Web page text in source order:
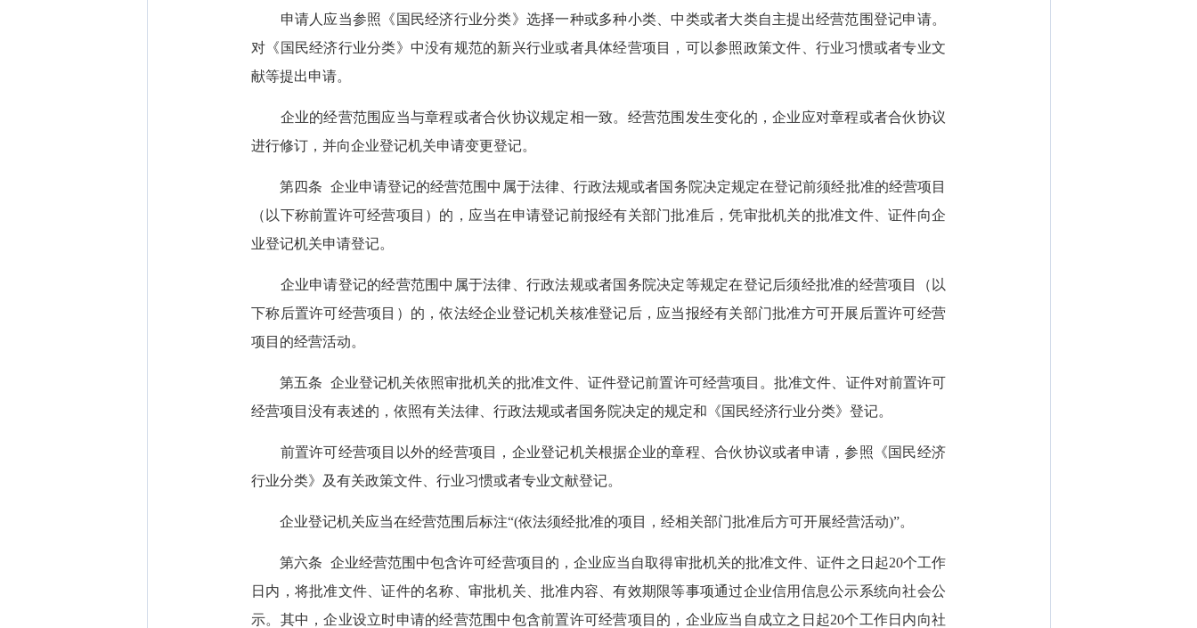
申请人应当参照《国民经济行业分类》选择一种或多种小类、中类或者大类自主提出经营范围登记申请。
对《国民经济行业分类》中没有规范的新兴行业或者具体经营项目，可以参照政策文件、行业习惯或者专业文
献等提出申请。
企业的经营范围应当与章程或者合伙协议规定相一致。经营范围发生变化的，企业应对章程或者合伙协议
进行修订，并向企业登记机关申请变更登记。
第四条 企业申请登记的经营范围中属于法律、行政法规或者国务院决定规定在登记前须经批准的经营项目
（以下称前置许可经营项目）的，应当在申请登记前报经有关部门批准后，凭审批机关的批准文件、证件向企
业登记机关申请登记。
企业申请登记的经营范围中属于法律、行政法规或者国务院决定等规定在登记后须经批准的经营项目（以
下称后置许可经营项目）的，依法经企业登记机关核准登记后，应当报经有关部门批准方可开展后置许可经营
项目的经营活动。
第五条 企业登记机关依照审批机关的批准文件、证件登记前置许可经营项目。批准文件、证件对前置许可
经营项目没有表述的，依照有关法律、行政法规或者国务院决定的规定和《国民经济行业分类》登记。
前置许可经营项目以外的经营项目，企业登记机关根据企业的章程、合伙协议或者申请，参照《国民经济
行业分类》及有关政策文件、行业习惯或者专业文献登记。
企业登记机关应当在经营范围后标注“(依法须经批准的项目，经相关部门批准后方可开展经营活动)”。
第六条 企业经营范围中包含许可经营项目的，企业应当自取得审批机关的批准文件、证件之日起20个工作
日内，将批准文件、证件的名称、审批机关、批准内容、有效期限等事项通过企业信用信息公示系统向社会公
示。其中，企业设立时申请的经营范围中包含前置许可经营项目的，企业应当自成立之日起20个工作日内向社